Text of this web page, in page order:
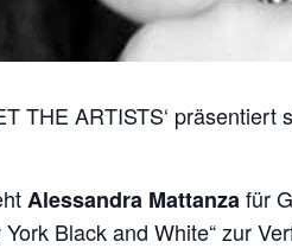
THE ARTISTS‘
Alessandra Mattanzafür
Black and White“ zur